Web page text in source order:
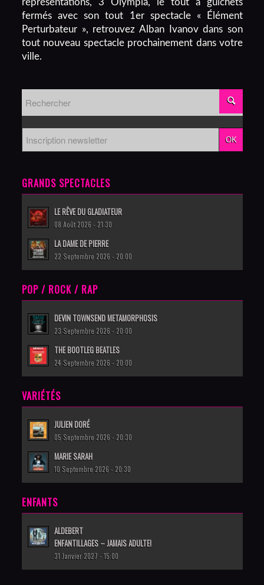
fermés avec son tout 1er spectacle « Élément
Perturbateur », retrouvez Alban Ivanov dans son
tout nouveau spectacle prochainement dans votre
ville.
GRANDS SPECTACLES
LE RÊVE DU GLADIATEUR
08 Août 2026 - 21:30
LA DAME DE PIERRE
22 Septembre 2026 - 20:00
POP / ROCK / RAP
DEVIN TOWNSEND METAMORPHOSIS
23 Septembre 2026 - 20:00
THE BOOTLEG BEATLES
24 Septembre 2026 - 20:00
VARIÉTÉS
JULIEN DORÉ
05 Septembre 2026 - 20:30
MARIE SARAH
10 Septembre 2026 - 20:30
ENFANTS
ALDEBERT
ENFANTILLAGES – JAMAIS ADULTE!
31 Janvier 2027 - 15:00